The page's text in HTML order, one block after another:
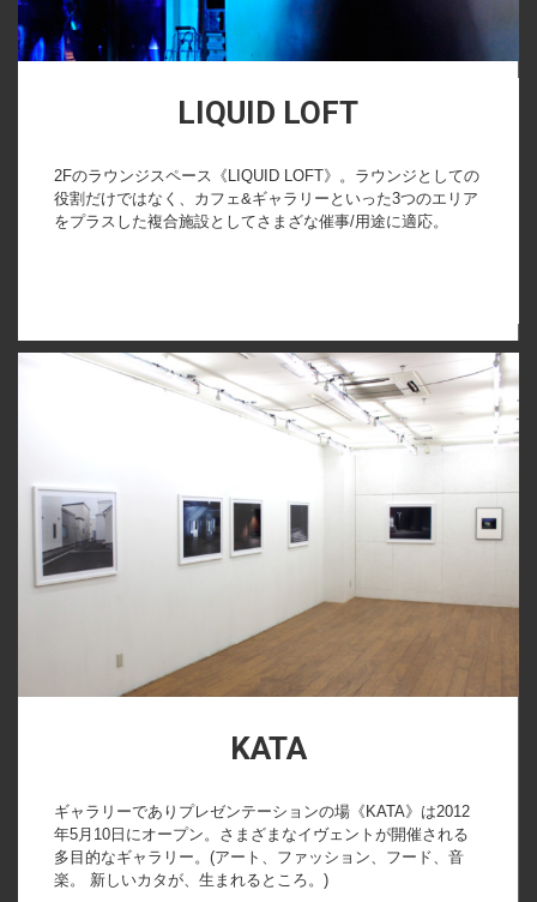
LIQUID LOFT
2Fのラウンジスペース《LIQUID LOFT》。ラウンジとしての
役割だけではなく、カフェ&ギャラリーといった3つのエリア
をプラスした複合施設としてさまざな催事/用途に適応。
KATA
ギャラリーでありプレゼンテーションの場《KATA》は2012
年5月10日にオープン。さまざまなイヴェントが開催される
多目的なギャラリー。(アート、ファッション、フード、音
楽。 新しいカタが、生まれるところ。)